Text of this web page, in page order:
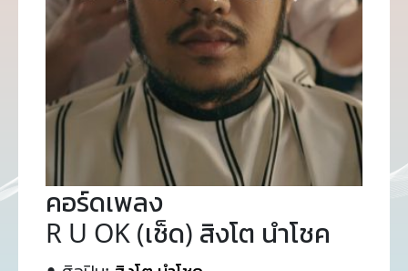
คอร์ดเพลง
R U OK (เช็ด) สิงโต นำโชค